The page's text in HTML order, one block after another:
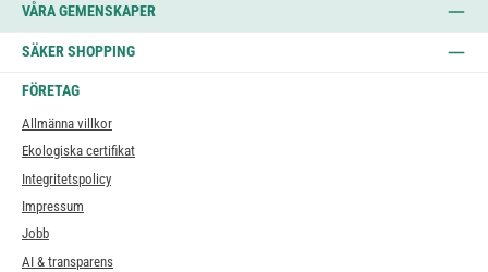
VÅRA GEMENSKAPER
SÄKER SHOPPING
FÖRETAG
Allmänna villkor
Ekologiska certifikat
Integritetspolicy
Impressum
Jobb
AI & transparens